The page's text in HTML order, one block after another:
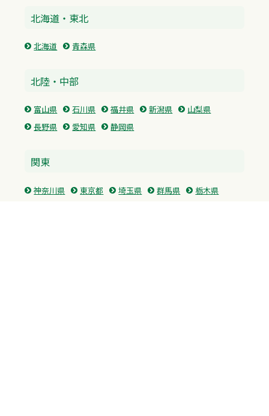
北海道・東北
北海道 青森県
北陸・中部
富山県 石川県 福井県 新潟県
山梨県
長野県
愛知県 静岡県
関東
神奈川県 東京都 埼玉県 群馬県
栃木県